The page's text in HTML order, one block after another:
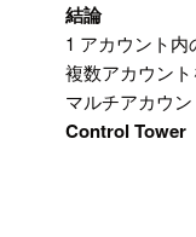
結論
1 アカウント
複数アカウン
マルチアカウ
Control Tower